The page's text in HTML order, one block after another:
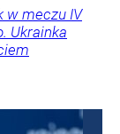
w meczu IV
Ukrainka